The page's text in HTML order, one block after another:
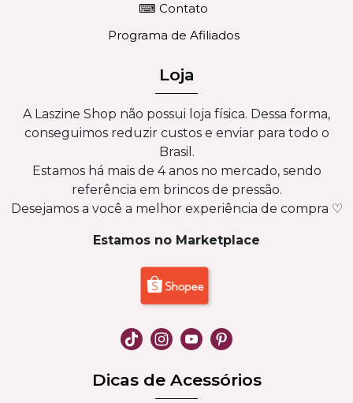
⌨ Contato
Programa de Afiliados
Loja
A Laszine Shop não possui loja física. Dessa forma,
conseguimos reduzir custos e enviar para todo o
Brasil.
Estamos há mais de 4 anos no mercado, sendo
referência em brincos de pressão.
Desejamos a você a melhor experiência de compra ♡
Estamos no Marketplace
Dicas de Acessórios